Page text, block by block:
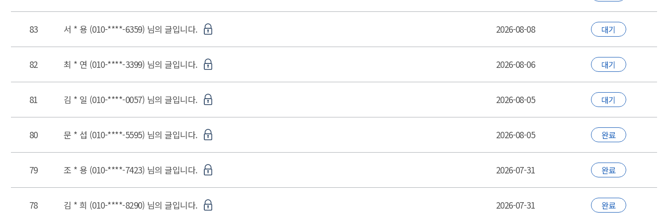
83 서 * 용 (010-****-6359) 님의 글입니다. 2026-08-08 대기
82 최 * 연 (010-****-3399) 님의 글입니다. 2026-08-06 대기
81 김 * 일 (010-****-0057) 님의 글입니다. 2026-08-05 대기
80 문 * 섭 (010-****-5595) 님의 글입니다. 2026-08-05 완료
79 조 * 용 (010-****-7423) 님의 글입니다. 2026-07-31 완료
78 김 * 희 (010-****-8290) 님의 글입니다. 2026-07-31 완료